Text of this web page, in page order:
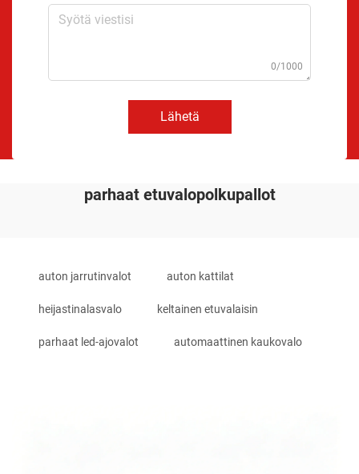
0/1000
Lähetä
parhaat etuvalopolkupallot
auton jarrutinvalot auton kattilat
heijastinalasvalo keltainen etuvalaisin
parhaat led-ajovalot automaattinen kaukovalo